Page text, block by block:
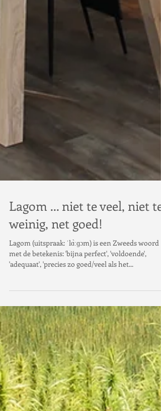
Lagom ... niet te veel, niet te
weinig, net goed!
Lagom (uitspraak: ˈlɑ̀ːɡɔm) is een Zweeds woord
'adequaat', 'precies zo goed/veel als het...